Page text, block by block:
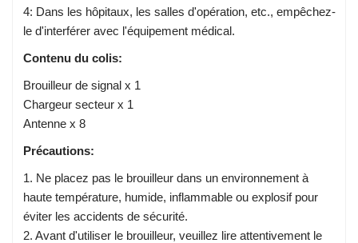
4: Dans les hôpitaux, les salles d'opération, etc., empêchez-
le d'interférer avec l'équipement médical.
Contenu du colis:
Brouilleur de signal x 1
Chargeur secteur x 1
Antenne x 8
Précautions:
1. Ne placez pas le brouilleur dans un environnement à
haute température, humide, inflammable ou explosif pour
éviter les accidents de sécurité.
2. Avant d'utiliser le brouilleur, veuillez lire attentivement le